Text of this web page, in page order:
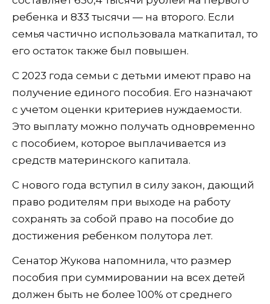
ребенка и 833 тысячи — на второго. Если
семья частично использовала маткапитал, то
его остаток также был повышен.
С 2023 года семьи с детьми имеют право на
получение единого пособия. Его назначают
с учетом оценки критериев нуждаемости.
Это выплату можно получать одновременно
с пособием, которое выплачивается из
средств материнского капитала.
С нового года вступил в силу закон, дающий
право родителям при выходе на работу
сохранять за собой право на пособие до
достижения ребенком полутора лет.
Сенатор Жукова напомнила, что размер
пособия при суммировании на всех детей
должен быть не более 100% от среднего